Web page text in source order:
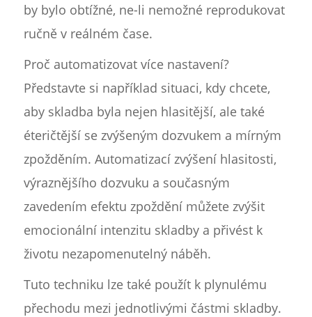
by bylo obtížné, ne-li nemožné reprodukovat
ručně v reálném čase.
Proč automatizovat více nastavení?
Představte si například situaci, kdy chcete,
aby skladba byla nejen hlasitější, ale také
éteričtější se zvýšeným dozvukem a mírným
zpožděním. Automatizací zvýšení hlasitosti,
výraznějšího dozvuku a současným
zavedením efektu zpoždění můžete zvýšit
emocionální intenzitu skladby a přivést k
životu nezapomenutelný náběh.
Tuto techniku lze také použít k plynulému
přechodu mezi jednotlivými částmi skladby.